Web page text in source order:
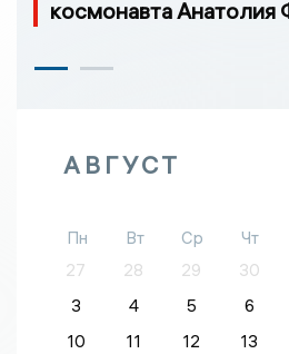
космонавта Анатолия
АВГУСТ
Пн Вт Ср Чт
27
28 29 30
3
4 5 6
10
11 12 13